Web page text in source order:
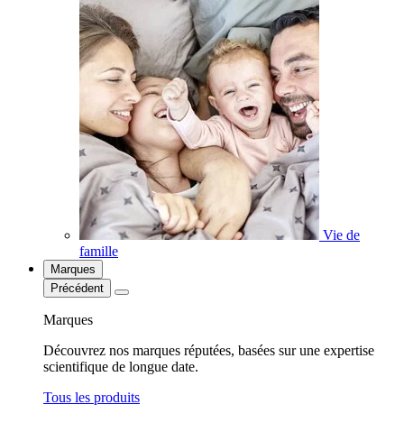
Vie de
famille
Marques
Précédent
Marques
Découvrez nos marques réputées, basées sur une expertise
scientifique de longue date.
Tous les produits